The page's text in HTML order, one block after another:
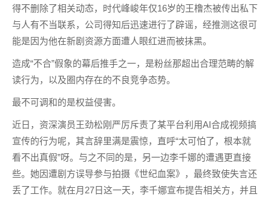
得不删除了相关动态，时代峰峻年仅16岁的王橹杰被传出私下
与人有不当联系，公司得知后迅速进行了辟谣，经推测这很可
能是因为他在新剧资源方面遭人眼红进而被抹黑。
造成“不合”假象的幕后推手之一，是粉丝那超出合理范畴的解
读行为，以及圈内存在的不良竞争态势。
最不可调和的是权益侵害。
近日，资深演员王劲松刚严厉斥责了某平台利用AI合成视频搞
宣传的行为呢，其言辞里满是震惊，直呼“太可怕了，根本就
看不出真假”呀。与之不同的是，另一边李千娜的遭遇更直接
些。她因遭剧方误导参与拍摄《世纪血案》，最终致使失言还
丢了工作。就在月27日这一天，李千娜宣布提告相关方，并且